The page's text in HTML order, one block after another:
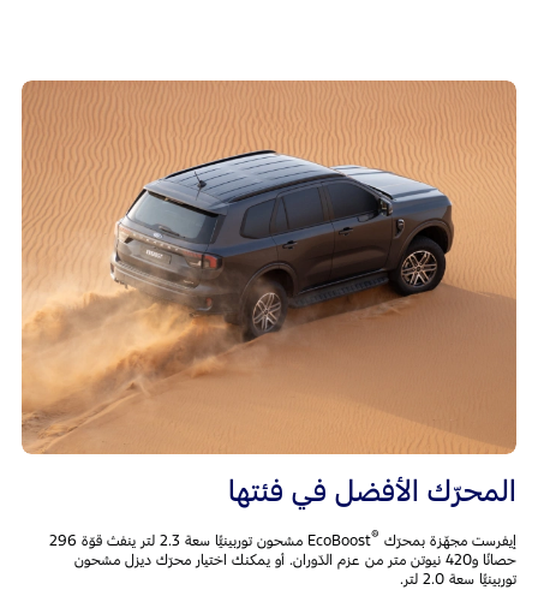
المحرّك الأفضل في فئتها
إيفرست مجهّزة بمحرّك ®
EcoBoost مشحون توربينيًّا سعة 2.3 لتر ينفث قوّة 296
حصانًا و420 نيوتن متر من عزم الدّوران. أو يمكنك اختيار محرّك ديزل مشحون
توربينيًّا سعة 2.0 لتر.